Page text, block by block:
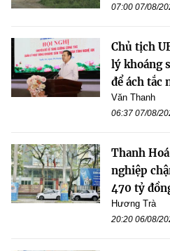
07:00 07/08/
Chủ tịch
lý khoáng
để ách tắc
Văn Thanh
06:37 07/08/
Thanh
nghiệp
470 tỷ
Hương Trà
20:20 06/08/